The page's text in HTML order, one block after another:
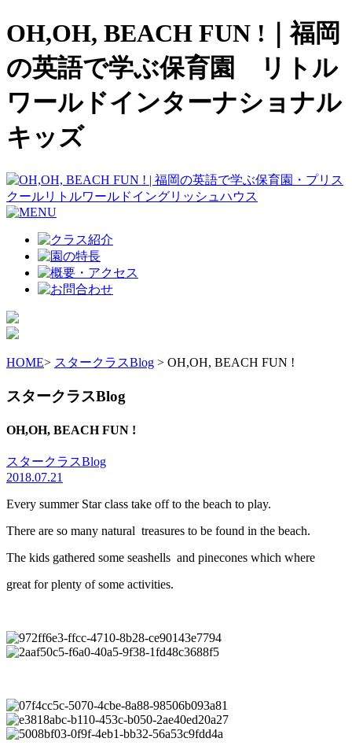
OH,OH, BEACH FUN !｜福岡
の英語で学ぶ保育園 リトル
ワールドインターナショナル
キッズ
HOME> スタークラスBlog > OH,OH, BEACH FUN !
スタークラスBlog
OH,OH, BEACH FUN !
スタークラスBlog
2018.07.21
Every summer Star class take off to the beach to play.
There are so many natural treasures to be found in the beach.
The kids gathered some seashells and pinecones which where
great for plenty of some activities.